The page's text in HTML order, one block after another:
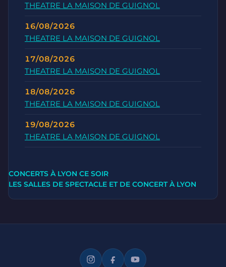
THEATRE LA MAISON DE GUIGNOL
16/08/2026
THEATRE LA MAISON DE GUIGNOL
17/08/2026
THEATRE LA MAISON DE GUIGNOL
18/08/2026
THEATRE LA MAISON DE GUIGNOL
19/08/2026
THEATRE LA MAISON DE GUIGNOL
CONCERTS À LYON CE SOIR
LES SALLES DE SPECTACLE ET DE CONCERT À LYON